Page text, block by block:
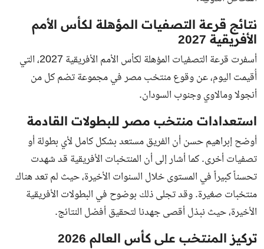
نتائج قرعة التصفيات المؤهلة لكأس الأمم
الأفريقية 2027
أسفرت قرعة التصفيات المؤهلة لكأس الأمم الأفريقية 2027، التي
أُقيمت اليوم، عن وقوع منتخب مصر في مجموعة تضم كل من
أنجولا ومالاوي وجنوب السودان.
استعدادات منتخب مصر للبطولات القادمة
أوضح إبراهيم حسن أن الفريق مستعد بشكل كامل لأي بطولة أو
تصفيات أخرى. كما أشار إلى أن المنتخبات الأفريقية قد شهدت
تحسناً كبيراً في المستوى خلال السنوات الأخيرة، حيث لم تعد هناك
منتخبات صغيرة. وقد تجلى ذلك بوضوح في البطولات الأفريقية
الأخيرة، حيث نبذل أقصى جهدنا لتحقيق أفضل النتائج.
تركيز المنتخب على كأس العالم 2026